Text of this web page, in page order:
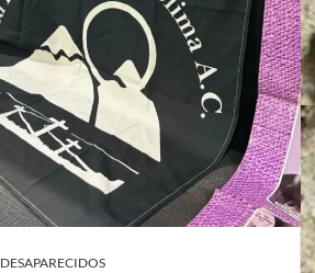
DESAPARECIDOS